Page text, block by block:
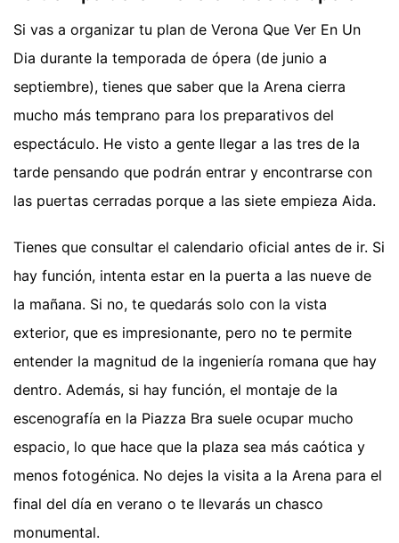
Si vas a organizar tu plan de Verona Que Ver En Un
Dia durante la temporada de ópera (de junio a
septiembre), tienes que saber que la Arena cierra
mucho más temprano para los preparativos del
espectáculo. He visto a gente llegar a las tres de la
tarde pensando que podrán entrar y encontrarse con
las puertas cerradas porque a las siete empieza Aida.
Tienes que consultar el calendario oficial antes de ir. Si
hay función, intenta estar en la puerta a las nueve de
la mañana. Si no, te quedarás solo con la vista
exterior, que es impresionante, pero no te permite
entender la magnitud de la ingeniería romana que hay
dentro. Además, si hay función, el montaje de la
escenografía en la Piazza Bra suele ocupar mucho
espacio, lo que hace que la plaza sea más caótica y
menos fotogénica. No dejes la visita a la Arena para el
final del día en verano o te llevarás un chasco
monumental.